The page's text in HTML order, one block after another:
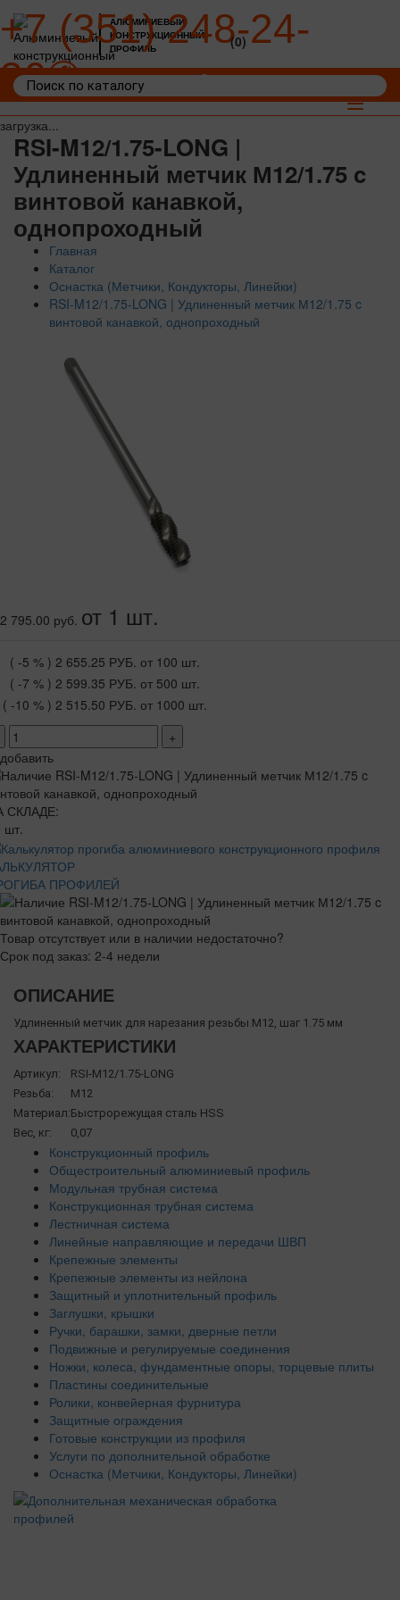
загрузка...
АЛЮМИНИЕВЫЙ
КОНСТРУКЦИОННЫЙ
ПРОФИЛЬ
+7 (351) 248-24-
36
(0)
Toggle
RSI-M12/1.75-LONG |
Удлиненный метчик М12/1.75 c
винтовой канавкой,
однопроходный
Главная
Каталог
Оснастка (Метчики, Кондукторы, Линейки)
RSI-M12/1.75-LONG | Удлиненный метчик М12/1.75 c
винтовой канавкой, однопроходный
2 795.00 руб. от 1 шт.
( -5 % ) 2 655.25 РУБ. от 100 шт.
( -7 % ) 2 599.35 РУБ. от 500 шт.
( -10 % ) 2 515.50 РУБ. от 1000 шт.
+
добавить
СКЛАДЕ:
шт.
ПРОФИЛЕЙ
Товар отсутствует или в наличии недостаточно?
Срок под заказ: 2-4 недели
ОПИСАНИЕ
Удлиненный метчик для нарезания резьбы М12, шаг 1.75 мм
ХАРАКТЕРИСТИКИ
Артикул:
RSI-M12/1.75-LONG
Резьба:
М12
Материал:Быстрорежущая сталь HSS
Вес, кг:
0,07
Конструкционный профиль
Общестроительный алюминиевый профиль
Модульная трубная система
Конструкционная трубная система
Лестничная система
Линейные направляющие и передачи ШВП
Крепежные элементы
Крепежные элементы из нейлона
Защитный и уплотнительный профиль
Заглушки, крышки
Ручки, барашки, замки, дверные петли
Подвижные и регулируемые соединения
Ножки, колеса, фундаментные опоры, торцевые плиты
Пластины соединительные
Ролики, конвейерная фурнитура
Защитные ограждения
Готовые конструкции из профиля
Услуги по дополнительной обработке
Оснастка (Метчики, Кондукторы, Линейки)